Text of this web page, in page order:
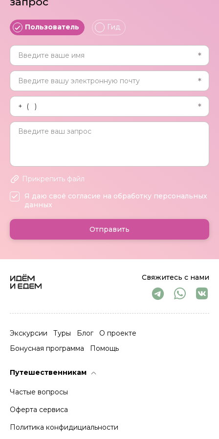
Свяжитесь с нами
Экскурсии Туры Блог
О проекте
Бонусная программа
Помощь
Путешественникам
Частые вопросы
Оферта сервиса
Политика конфидициальности
Пользователь Гид
Прикрепить файл
Я даю своё согласие на обработку персональных
данных
Отправить